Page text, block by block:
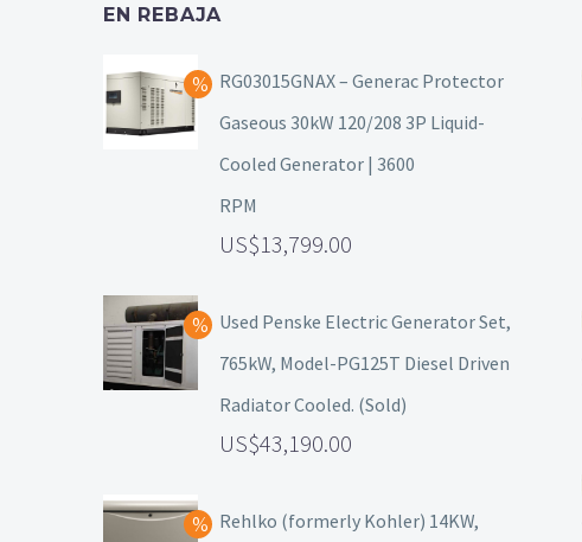
EN REBAJA
RG03015GNAX – Generac Protector
Gaseous 30kW 120/208 3P Liquid-
Cooled Generator | 3600
RPM
13,799.00
Used Penske Electric Generator Set,
765kW, Model-PG125T Diesel Driven
Radiator Cooled. (Sold)
43,190.00
Rehlko (formerly Kohler) 14KW,